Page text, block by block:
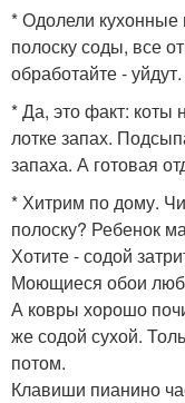
* Одолели кухонные
полоску соды, все
обработайте - уйдут.
* Да, это факт: коты
лотке запах.
запаха. А готовая
* Хитрим по дому.
полоску? Ребенок
Хотите - содой
Моющиеся обои
А ковры хорошо
же содой сухой.
потом.
Клавиши пианино